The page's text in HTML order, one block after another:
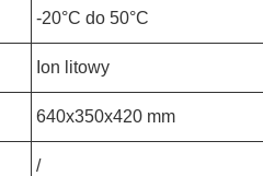
-20°C do 50°C
Ion litowy
640x350x420 mm
/